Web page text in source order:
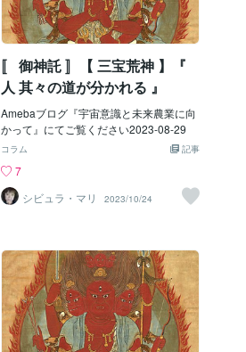
〚 御神託 〛【 三宝荒神 】『
人 其々の道が分かれる 』
Amebaブログ『宇宙意識と未来農業に向
かって』にてご覧ください2023-08-29
記事
コラム
7
シビュラ・マリ
2023/10/24